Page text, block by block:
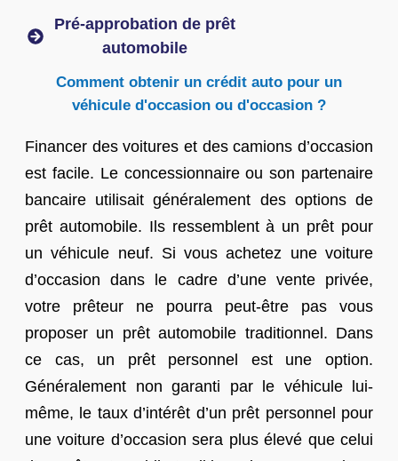
Pré-approbation de prêt
automobile
Comment obtenir un crédit auto pour un
véhicule d'occasion ou d'occasion ?
Financer des voitures et des camions d’occasion
est facile. Le concessionnaire ou son partenaire
bancaire utilisait généralement des options de
prêt automobile. Ils ressemblent à un prêt pour
un véhicule neuf. Si vous achetez une voiture
d’occasion dans le cadre d’une vente privée,
votre prêteur ne pourra peut-être pas vous
proposer un prêt automobile traditionnel. Dans
ce cas, un prêt personnel est une option.
Généralement non garanti par le véhicule lui-
même, le taux d’intérêt d’un prêt personnel pour
une voiture d’occasion sera plus élevé que celui